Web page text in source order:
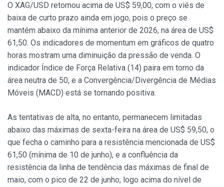
O XAG/USD retornou acima de US$ 59,00, com o viés de
baixa de curto prazo ainda em jogo, pois o preço se
mantém abaixo da mínima anterior de 2026, na área de US$
61,50. Os indicadores de momentum em gráficos de quatro
horas mostram uma diminuição da pressão de venda. O
indicador Índice de Força Relativa (14) paira em torno da
área neutra de 50, e a Convergência/Divergência de Médias
Móveis (MACD) está se tornando positiva.
As tentativas de alta, no entanto, permanecem limitadas
abaixo das máximas de sexta-feira na área de US$ 59,50, o
que fecha o caminho para a resistência mencionada de US$
61,50 (mínima de 10 de junho), e a confluência da
resistência da linha de tendência das máximas de final de
maio, com o pico de 22 de junho, logo acima do nível de